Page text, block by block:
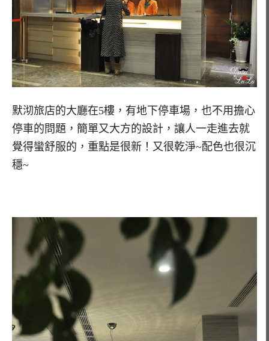
默沏旅店的大廳在5樓，有地下停車場，也不用擔心
停車的問題，簡單又大方的設計，讓人一走進去就
覺得蠻舒服的，重點是很新！又很乾淨~配色也很沉
穩~